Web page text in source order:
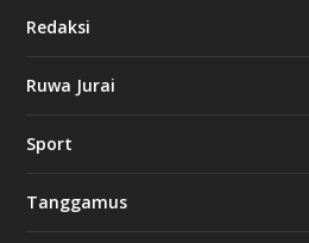
Redaksi
Ruwa Jurai
Sport
Tanggamus